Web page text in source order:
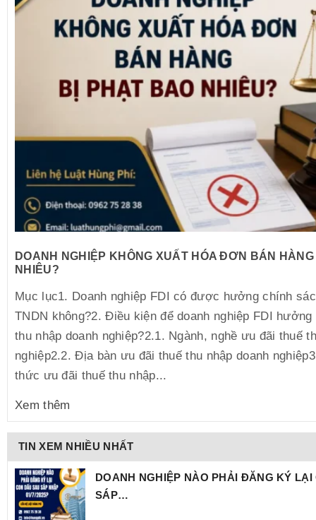
DOANH NGHIỆP KHÔNG XUẤT HÓA ĐƠN BÁN
NHIÊU?
Mục lục1. Doanh nghiệp FDI có được hưởng chính
TNDN không?2. Điều kiện để doanh nghiệp FDI
thu nhập doanh nghiệp?2.1. Ngành, nghề ưu đãi thuế
nghiệp2.2. Địa bàn ưu đãi thuế thu nhập doanh
thức ưu đãi thuế thu nhập...
Xem thêm
TIN XEM NHIỀU NHẤT
DOANH NGHIỆP NÀO PHẢI ĐĂNG KÝ LẠI
SÁP…